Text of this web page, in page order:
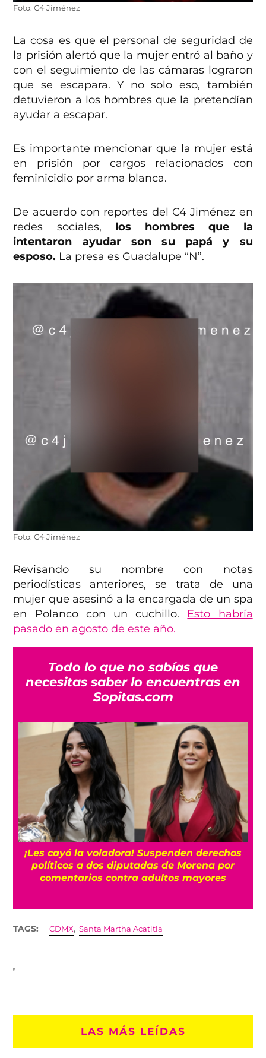
Foto: C4 Jiménez
La cosa es que el personal de seguridad de
la prisión alertó que la mujer entró al baño y
con el seguimiento de las cámaras lograron
que se escapara. Y no solo eso, también
detuvieron a los hombres que la pretendían
ayudar a escapar.
Es importante mencionar que la mujer está
en prisión por cargos relacionados con
feminicidio por arma blanca.
De acuerdo con reportes del C4 Jiménez en
redes sociales, los hombres que la
intentaron ayudar son su papá y su
esposo. La presa es Guadalupe “N”.
Foto: C4 Jiménez
Revisando su nombre con notas
periodísticas anteriores, se trata de una
mujer que asesinó a la encargada de un spa
en Polanco con un cuchillo. Esto habría
pasado en agosto de este año.
Todo lo que no sabías que
necesitas saber lo encuentras en
Sopitas.com
¡Les cayó la voladora! Suspenden derechos
políticos a dos diputadas de Morena por
comentarios contra adultos mayores
TAGS: CDMX,Santa Martha Acatitla
LAS MÁS LEÍDAS